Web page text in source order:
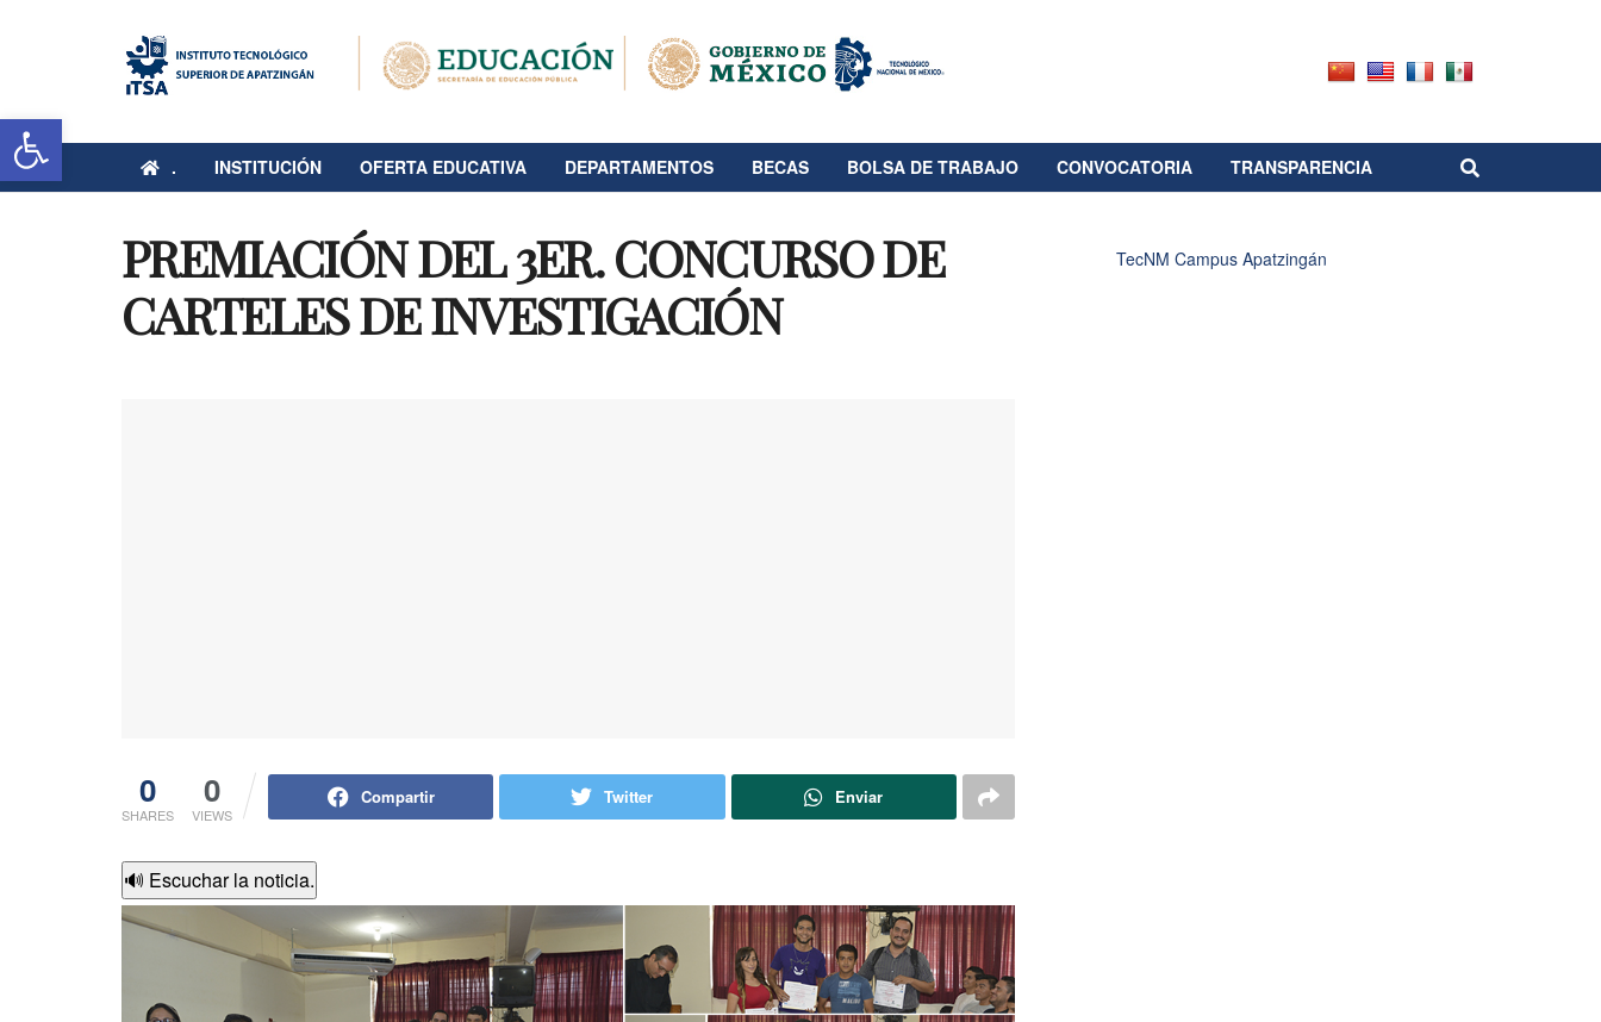
. INSTITUCIÓN OFERTA EDUCATIVA DEPARTAMENTOS BECAS BOLSA DE TRABAJO CONVOCATORIA TRANSPARENCIA
PREMIACIÓN DEL 3ER. CONCURSO DE
CARTELES DE INVESTIGACIÓN
0
SHARES
0
VIEWS
Compartir Twitter Enviar
🔊 Escuchar la noticia.
TecNM Campus Apatzingán
Abrir barra de herramientas